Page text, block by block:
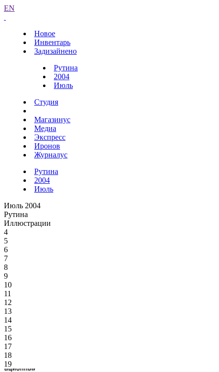
EN
Новое
Инвентарь
Задизайнено
Рутина
2004
Июль
Студия
Магазинус
Медиа
Экспресс
Иронов
Журналус
Рутина
2004
Июль
Июль 2004
Рутина
Иллюстрации
4
5
6
7
8
9
10
11
12
13
14
15
16
17
18
19